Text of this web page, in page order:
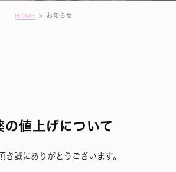
HOME お知らせ
の値上げについて
き誠にありがとうございます。